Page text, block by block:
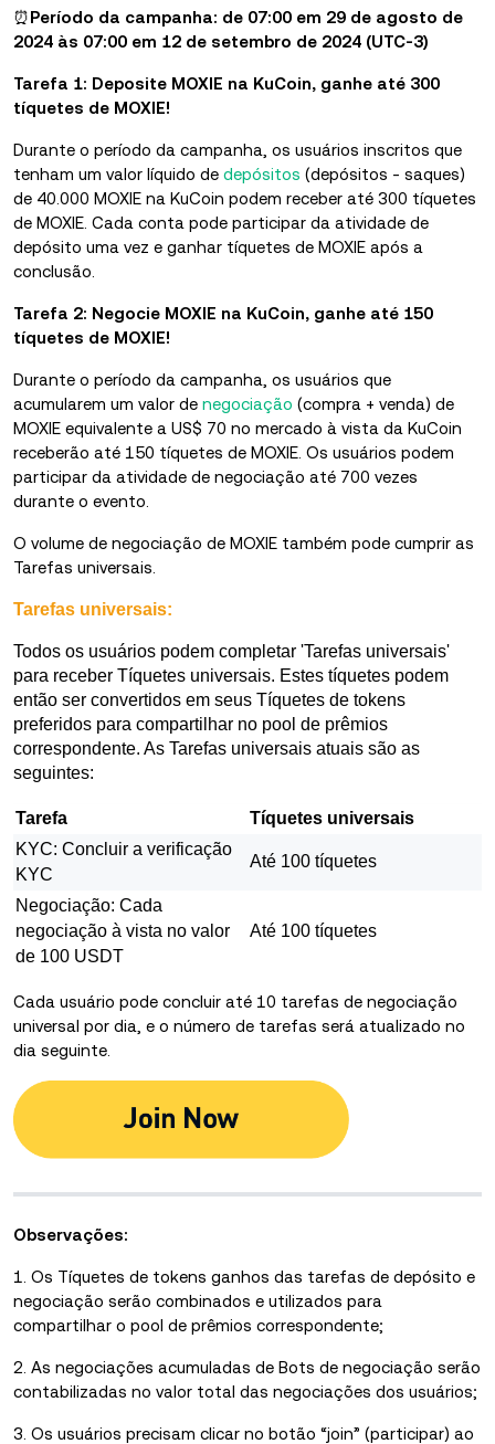
⏰Período da campanha: de 07:00 em 29 de agosto de
2024 às 07:00 em 12 de setembro de 2024 (UTC-3)
Tarefa 1: Deposite MOXIE na KuCoin, ganhe até 300
tíquetes de MOXIE!
Durante o período da campanha, os usuários inscritos que
tenham um valor líquido de depósitos (depósitos - saques)
de 40.000 MOXIE na KuCoin podem receber até 300 tíquetes
de MOXIE. Cada conta pode participar da atividade de
depósito uma vez e ganhar tíquetes de MOXIE após a
conclusão.
Tarefa 2: Negocie MOXIE na KuCoin, ganhe até 150
tíquetes de MOXIE!
Durante o período da campanha, os usuários que
acumularem um valor de negociação (compra + venda) de
MOXIE equivalente a US$ 70 no mercado à vista da KuCoin
receberão até 150 tíquetes de MOXIE. Os usuários podem
participar da atividade de negociação até 700 vezes
durante o evento.
O volume de negociação de MOXIE também pode cumprir as
Tarefas universais.
Tarefas universais:
Todos os usuários podem completar 'Tarefas universais'
para receber Tíquetes universais. Estes tíquetes podem
então ser convertidos em seus Tíquetes de tokens
preferidos para compartilhar no pool de prêmios
correspondente. As Tarefas universais atuais são as
seguintes:
Tarefa
Tíquetes universais
KYC: Concluir a verificação
KYC
Até 100 tíquetes
Negociação: Cada
negociação à vista no valor
de 100 USDT
Até 100 tíquetes
Cada usuário pode concluir até 10 tarefas de negociação
universal por dia, e o número de tarefas será atualizado no
dia seguinte.
Observações:
1. Os Tíquetes de tokens ganhos das tarefas de depósito e
negociação serão combinados e utilizados para
compartilhar o pool de prêmios correspondente;
2. As negociações acumuladas de Bots de negociação serão
contabilizadas no valor total das negociações dos usuários;
3. Os usuários precisam clicar no botão “join” (participar) ao